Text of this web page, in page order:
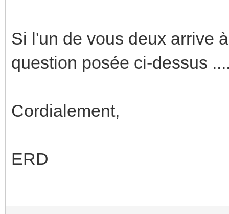
Si l'un de vous deux arrive
question posée ci-dessus
Cordialement,
ERD